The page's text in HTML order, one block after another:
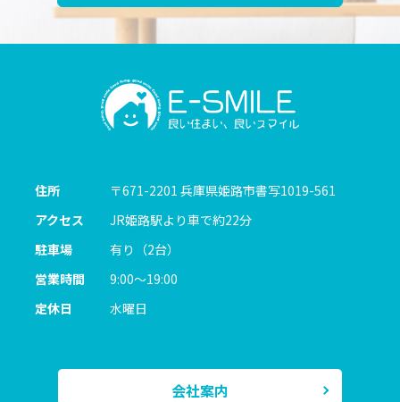
住所 〒671-2201 兵庫県姫路市書写1019-561
アクセス
JR姫路駅より車で約22分
駐車場
有り（2台）
営業時間
9:00～19:00
定休日
水曜日
会社案内